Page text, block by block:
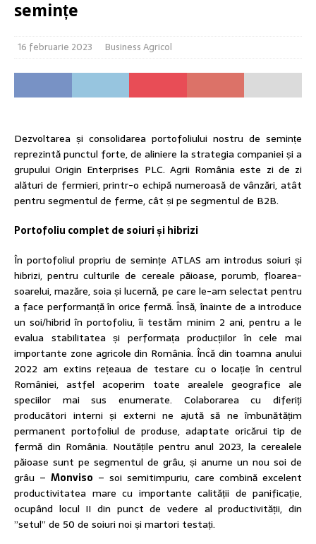
semințe
16 februarie 2023 Business Agricol
Dezvoltarea și consolidarea portofoliului nostru de semințe
reprezintă punctul forte, de aliniere la strategia companiei și a
grupului Origin Enterprises PLC. Agrii România este zi de zi
alături de fermieri, printr-o echipă numeroasă de vânzări, atât
pentru segmentul de ferme, cât și pe segmentul de B2B.
Portofoliu complet de soiuri și hibrizi
În portofoliul propriu de semințe ATLAS am introdus soiuri și
hibrizi, pentru culturile de cereale păioase, porumb, floarea-
soarelui, mazăre, soia și lucernă, pe care le-am selectat pentru
a face performanță în orice fermă. Însă, înainte de a introduce
un soi/hibrid în portofoliu, îi testăm minim 2 ani, pentru a le
evalua stabilitatea și performața producțiilor în cele mai
importante zone agricole din România. Încă din toamna anului
2022 am extins rețeaua de testare cu o locație în centrul
României, astfel acoperim toate arealele geografice ale
speciilor mai sus enumerate. Colaborarea cu diferiți
producători interni și externi ne ajută să ne îmbunătățim
permanent portofoliul de produse, adaptate oricărui tip de
fermă din România. Noutățile pentru anul 2023, la cerealele
păioase sunt pe segmentul de grâu, și anume un nou soi de
grâu – Monviso – soi semitimpuriu, care combină excelent
productivitatea mare cu importante calității de panificație,
ocupând locul II din punct de vedere al productivității, din
”setul” de 50 de soiuri noi și martori testați.